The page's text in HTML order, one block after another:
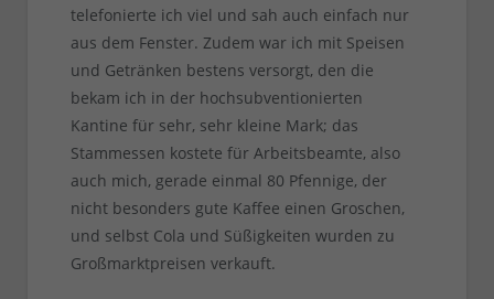
telefonierte ich viel und sah auch einfach nur
aus dem Fenster. Zudem war ich mit Speisen
und Getränken bestens versorgt, den die
bekam ich in der hochsubventionierten
Kantine für sehr, sehr kleine Mark; das
Stammessen kostete für Arbeitsbeamte, also
auch mich, gerade einmal 80 Pfennige, der
nicht besonders gute Kaffee einen Groschen,
und selbst Cola und Süßigkeiten wurden zu
Großmarktpreisen verkauft.